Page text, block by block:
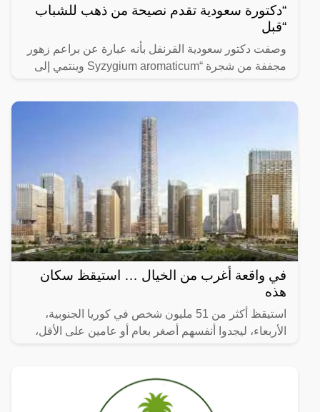
“دكتورة سعودية تقدم نصيحة من ذهب للشباب
“قبل
وصفت دكتور سعودية القرنفل بأنه عبارة عن براعم زهور
مجففة من شجرة “Syzygium aromaticum وينتمي إلى
ينمو في
في واقعة أغرب من الخيال … استيقظ سكان
هذه
استيقظ أكثر من 51 مليون شخص في كوريا الجنوبية،
الأربعاء، ليجدوا أنفسهم أصغر بعام أو عامين على الأقل،